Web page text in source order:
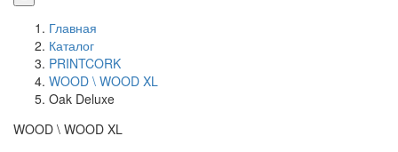
Главная
Каталог
PRINTCORK
WOOD \ WOOD XL
Oak Deluxe
WOOD \ WOOD XL